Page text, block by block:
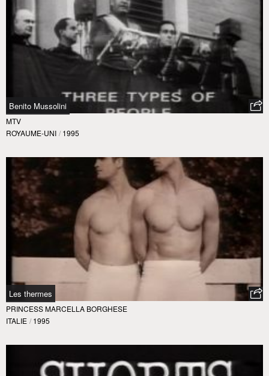
Benito Mussolini
MTV
ROYAUME-UNI / 1995
Les thermes
PRINCESS MARCELLA BORGHESE
ITALIE / 1995